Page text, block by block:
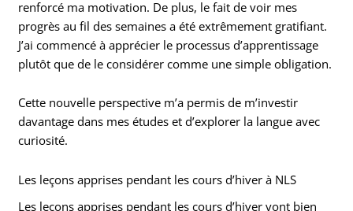
renforcé ma motivation. De plus, le fait de voir mes
progrès au fil des semaines a été extrêmement gratifiant.
J’ai commencé à apprécier le processus d’apprentissage
plutôt que de le considérer comme une simple obligation.
Cette nouvelle perspective m’a permis de m’investir
davantage dans mes études et d’explorer la langue avec
curiosité.
Les leçons apprises pendant les cours d’hiver à NLS
Les leçons apprises pendant les cours d’hiver vont bien